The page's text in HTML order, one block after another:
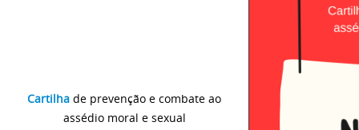
Cartilha de prevenção e combate ao
assédio moral e sexual